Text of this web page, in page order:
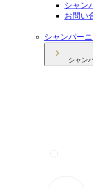
シャン
お問い
シャンパー
シャン